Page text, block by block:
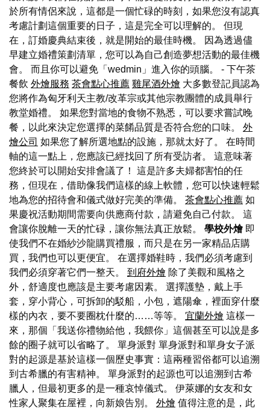
於所有情侶來說，這都是一個忙碌的時刻，如果您沒有認真
考慮計劃這個重要的日子，這是完全可以理解的。 但現
在，訂婚慶典結束後，就是開始的最佳時機。 因為透過儘
早建立婚禮策劃清單，您可以為自己創造夢想活動的最佳機
會。 而且你可以避免「wedmin」進入你的頭腦。 - 下午茶
餐飲 外燴服務 茶會點心推薦 雞尾酒外燴 大多數登記員認為
您將作為匈牙利天主教/改革宗或其他宗教團體的成員舉行
教堂婚禮。 如果您對當地的食物不熟悉，可以要求嘗試晚
餐，以此來決定您選擇的菜餚品質是否符合您的口味。 外
燴公司 如果您了解所選地點的設施，那就太好了。 在時間
軸的這一點上，您應該已經找回了所有受訪者。 這意味著
您終於可以開始安排會議了！ 這是許多夫婦都害怕的任
務，但現在，借助像我們這樣的線上軟體，您可以快速輕鬆
地為您的招待會和儀式做好完美的準備。 茶會點心推薦 如
果慶祝活動期間需要向供應商付款，請避免自己付款。 這
會讓你脫離一天的忙碌，讓你無法真正放鬆。 學校外燴即
使我們不在婚紗沙龍購買禮服，而只是在另一家精品店購
買，我們也可以更便宜。 在選擇婚鞋時，我們必須考慮到
我們必須穿著它們一整天。 到府外燴 除了美觀和風格之
外，舒適度也應該是主要考慮因素。 選擇護墊，戴上手
套，穿小背心，可拆卸的駁船，小包，遮陽傘，裡面穿什麼
樣的內衣，要不要圈枕什麼的……等等。 宜蘭外燴 這樣一
來，那個「我送你禮物給他，我餵你」這個甚至可以說是多
餘的圈子就可以省略了。 單身派對 單身派對和單身女子派
對的起源是基於這樣一個歷史事實：這兩種習俗都可以追溯
到古希臘的有害精神。 單身派對的起源也可以追溯到古希
臘人，但最初更多的是一種哀悼儀式。 伊萊娜的女友和女
性家人聚集在屋裡，向新娘告別。 外燴 值得注意的是，此